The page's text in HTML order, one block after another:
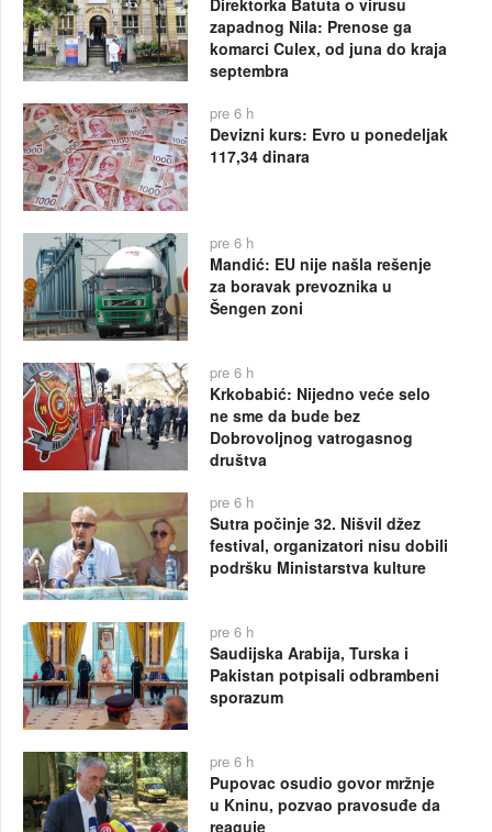
zapadnog Nila: Prenose ga
komarci Culex, od juna do kraja
septembra
pre 6 h
Devizni kurs: Evro u ponedeljak
117,34 dinara
pre 6 h
Mandić: EU nije našla rešenje
za boravak prevoznika u
Šengen zoni
pre 6 h
Krkobabić: Nijedno veće selo
ne sme da bude bez
Dobrovoljnog vatrogasnog
društva
pre 6 h
Sutra počinje 32. Nišvil džez
festival, organizatori nisu dobili
podršku Ministarstva kulture
pre 6 h
Saudijska Arabija, Turska i
Pakistan potpisali odbrambeni
sporazum
pre 6 h
Pupovac osudio govor mržnje
u Kninu, pozvao pravosuđe da
reaguje